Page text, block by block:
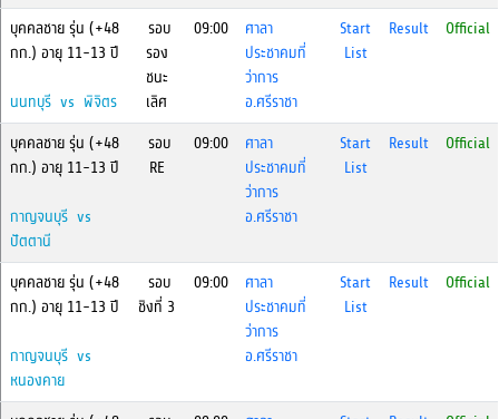
บุคคลชาย รุ่น (+48
กก.) อายุ 11-13 ปี
นนทบุรี vs พิจิตร
รอบ
รอง
ชนะ
เลิศ
09:00
ศาลา
ประชาคมที่
ว่าการ
อ.ศรีราชา
Start
List
Result Official
บุคคลชาย รุ่น (+48
กก.) อายุ 11-13 ปี
กาญจนบุรี vs
ปัตตานี
รอบ
RE
09:00
ศาลา
ประชาคมที่
ว่าการ
อ.ศรีราชา
Start
List
Result Official
บุคคลชาย รุ่น (+48
กก.) อายุ 11-13 ปี
กาญจนบุรี vs
หนองคาย
รอบ
ชิงที่ 3
09:00
ศาลา
ประชาคมที่
ว่าการ
อ.ศรีราชา
Start
List
Result Official